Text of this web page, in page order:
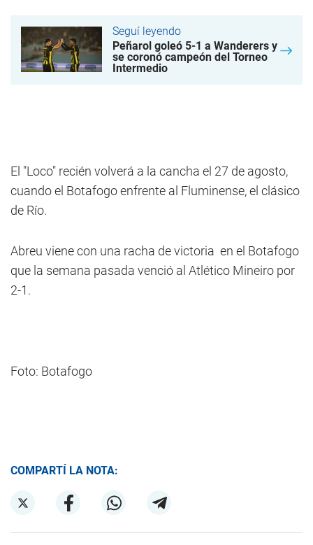
Seguí leyendo
Peñarol goleó 5-1 a Wanderers y
se coronó campeón del Torneo
Intermedio
El "Loco" recién volverá a la cancha el 27 de agosto,
cuando el Botafogo enfrente al Fluminense, el clásico
de Río.
Abreu viene con una racha de victoria en el Botafogo
que la semana pasada venció al Atlético Mineiro por
2-1.
Foto: Botafogo
COMPARTÍ LA NOTA: